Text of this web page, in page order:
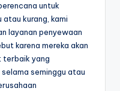
untuk
kurang, kami
layanan penyewaan
karena mereka akan
terbaik yang
seminggu atau